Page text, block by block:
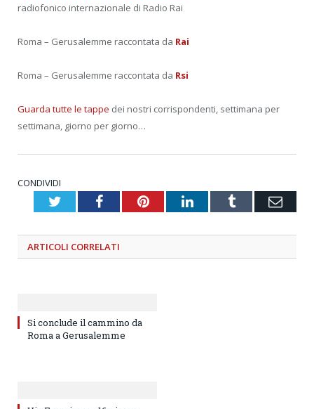
radiofonico internazionale di Radio Rai
Roma – Gerusalemme raccontata da Rai
Roma – Gerusalemme raccontata da Rsi
Guarda tutte le tappe dei nostri corrispondenti, settimana per
settimana, giorno per giorno…
CONDIVIDI
TwitterFacebookPinterestLinkedInTumblr
ARTICOLI CORRELATI
Si conclude il cammino da
Roma a Gerusalemme